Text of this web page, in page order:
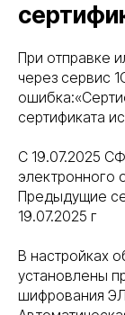
При отправке
через сервис
сертификата
С 19.07.2025
электронного
Предыдущие
19.07.2025 г
В настройках
установлены
шифрования